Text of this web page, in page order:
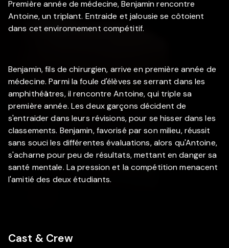
Première année de médecine, Benjamin rencontre
Antoine, un triplant. Entraide et jalousie se côtoient
dans cet environnement compétitif.
Benjamin, fils de chirurgien, arrive en première année de
médecine. Parmi la foule d'élèves se serrant dans les
amphithéâtres, il rencontre Antoine, qui triple sa
première année. Les deux garçons décident de
s'entraider dans leurs révisions, pour se hisser dans les
classements. Benjamin, favorisé par son milieu, réussit
sans souci les différentes évaluations, alors qu'Antoine,
s'acharne pour peu de résultats, mettant en danger sa
santé mentale. La pression et la compétition menacent
l'amitié des deux étudiants.
Cast & Crew